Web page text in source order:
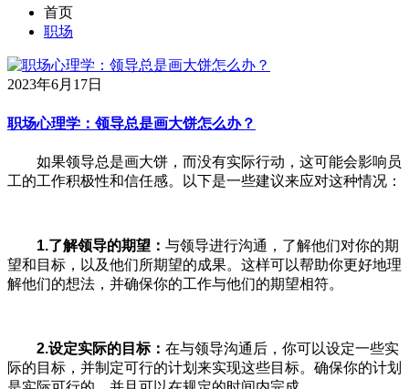
首页
职场
2023年6月17日
职场心理学：领导总是画大饼怎么办？
如果领导总是画大饼，而没有实际行动，这可能会影响员
工的工作积极性和信任感。以下是一些建议来应对这种情况：
1.了解领导的期望： 与领导进行沟通，了解他们对你的期
望和目标，以及他们所期望的成果。这样可以帮助你更好地理
解他们的想法，并确保你的工作与他们的期望相符。
2.设定实际的目标： 在与领导沟通后，你可以设定一些实
际的目标，并制定可行的计划来实现这些目标。确保你的计划